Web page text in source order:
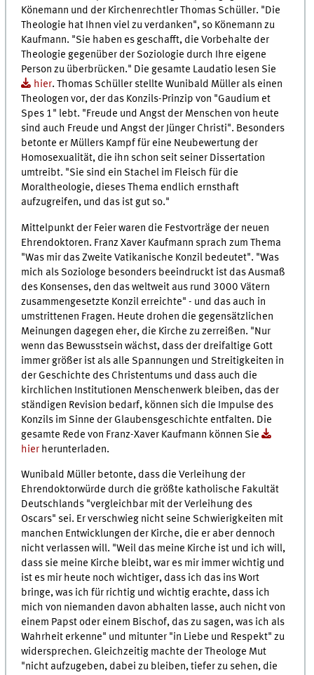
Könemann und der Kirchenrechtler Thomas Schüller. "Die
Theologie hat Ihnen viel zu verdanken", so Könemann zu
Kaufmann. "Sie haben es geschafft, die Vorbehalte der
Theologie gegenüber der Soziologie durch Ihre eigene
Person zu überbrücken." Die gesamte Laudatio lesen Sie
hier. Thomas Schüller stellte Wunibald Müller als einen
Theologen vor, der das Konzils-Prinzip von "Gaudium et
Spes 1" lebt. "Freude und Angst der Menschen von heute
sind auch Freude und Angst der Jünger Christi". Besonders
betonte er Müllers Kampf für eine Neubewertung der
Homosexualität, die ihn schon seit seiner Dissertation
umtreibt. "Sie sind ein Stachel im Fleisch für die
Moraltheologie, dieses Thema endlich ernsthaft
aufzugreifen, und das ist gut so."
Mittelpunkt der Feier waren die Festvorträge der neuen
Ehrendoktoren. Franz Xaver Kaufmann sprach zum Thema
"Was mir das Zweite Vatikanische Konzil bedeutet". "Was
mich als Soziologe besonders beeindruckt ist das Ausmaß
des Konsenses, den das weltweit aus rund 3000 Vätern
zusammengesetzte Konzil erreichte" - und das auch in
umstrittenen Fragen. Heute drohen die gegensätzlichen
Meinungen dagegen eher, die Kirche zu zerreißen. "Nur
wenn das Bewusstsein wächst, dass der dreifaltige Gott
immer größer ist als alle Spannungen und Streitigkeiten in
der Geschichte des Christentums und dass auch die
kirchlichen Institutionen Menschenwerk bleiben, das der
ständigen Revision bedarf, können sich die Impulse des
Konzils im Sinne der Glaubensgeschichte entfalten. Die
gesamte Rede von Franz-Xaver Kaufmann können Sie
hier herunterladen.
Wunibald Müller betonte, dass die Verleihung der
Ehrendoktorwürde durch die größte katholische Fakultät
Deutschlands "vergleichbar mit der Verleihung des
Oscars" sei. Er verschwieg nicht seine Schwierigkeiten mit
manchen Entwicklungen der Kirche, die er aber dennoch
nicht verlassen will. "Weil das meine Kirche ist und ich will,
dass sie meine Kirche bleibt, war es mir immer wichtig und
ist es mir heute noch wichtiger, dass ich das ins Wort
bringe, was ich für richtig und wichtig erachte, dass ich
mich von niemanden davon abhalten lasse, auch nicht von
einem Papst oder einem Bischof, das zu sagen, was ich als
Wahrheit erkenne" und mitunter "in Liebe und Respekt" zu
widersprechen. Gleichzeitig machte der Theologe Mut
"nicht aufzugeben, dabei zu bleiben, tiefer zu sehen, die